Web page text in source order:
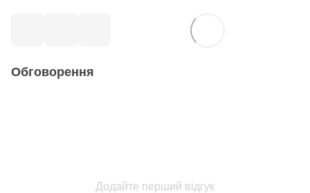
Обговорення
Додайте перший відгук